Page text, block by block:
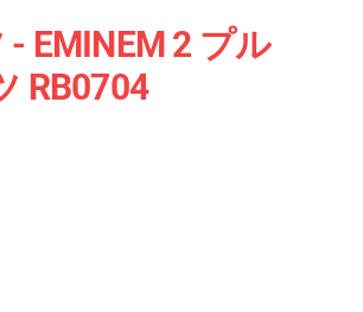
EMINEM 2 プル
RB0704